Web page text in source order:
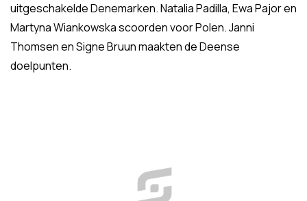
uitgeschakelde Denemarken. Natalia Padilla, Ewa Pajor en
Martyna Wiankowska scoorden voor Polen. Janni
Thomsen en Signe Bruun maakten de Deense
doelpunten.